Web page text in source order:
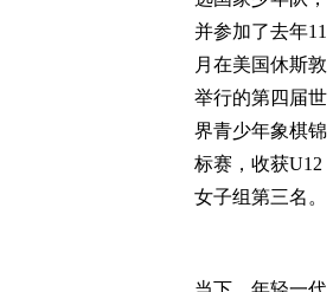
并参加了去年11
月在美国休斯敦
举行的第四届世
界青少年象棋锦
标赛，收获U12
女子组第三名。